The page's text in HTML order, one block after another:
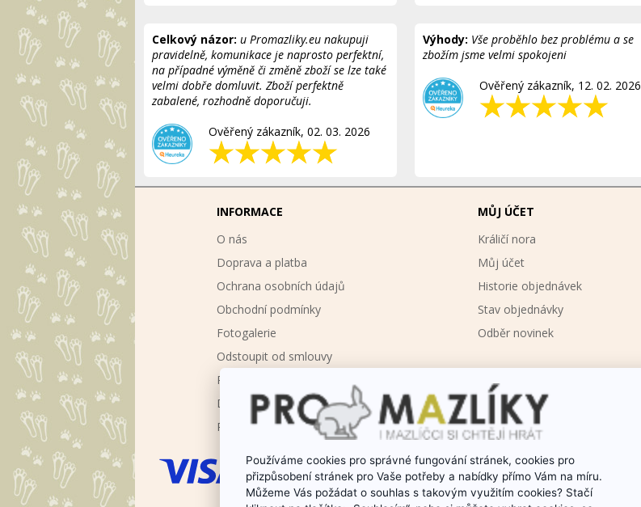
Celkový názor: u Promazliky.eu nakupuji
pravidelně, komunikace je naprosto perfektní,
na případné výměně či změně zboží se lze také
velmi dobře domluvit. Zboží perfektně
zabalené, rozhodně doporučuji.
Ověřený zákazník, 02. 03. 2026
Výhody: Vše proběhlo bez problému a se
zbožím jsme velmi spokojeni
Ověřený zákazník, 12. 02. 2026
INFORMACE
O nás
Doprava a platba
Ochrana osobních údajů
Obchodní podmínky
Fotogalerie
Odstoupit od smlouvy
Poradna chovu králíků
Dárkové poukazy
Reklamace
MŮJ ÚČET
Králičí nora
Můj účet
Historie objednávek
Stav objednávky
Odběr novinek
Používáme cookies pro správné fungování stránek, cookies pro
přizpůsobení stránek pro Vaše potřeby a nabídky přímo Vám na míru.
Můžeme Vás požádat o souhlas s takovým využitím cookies? Stačí